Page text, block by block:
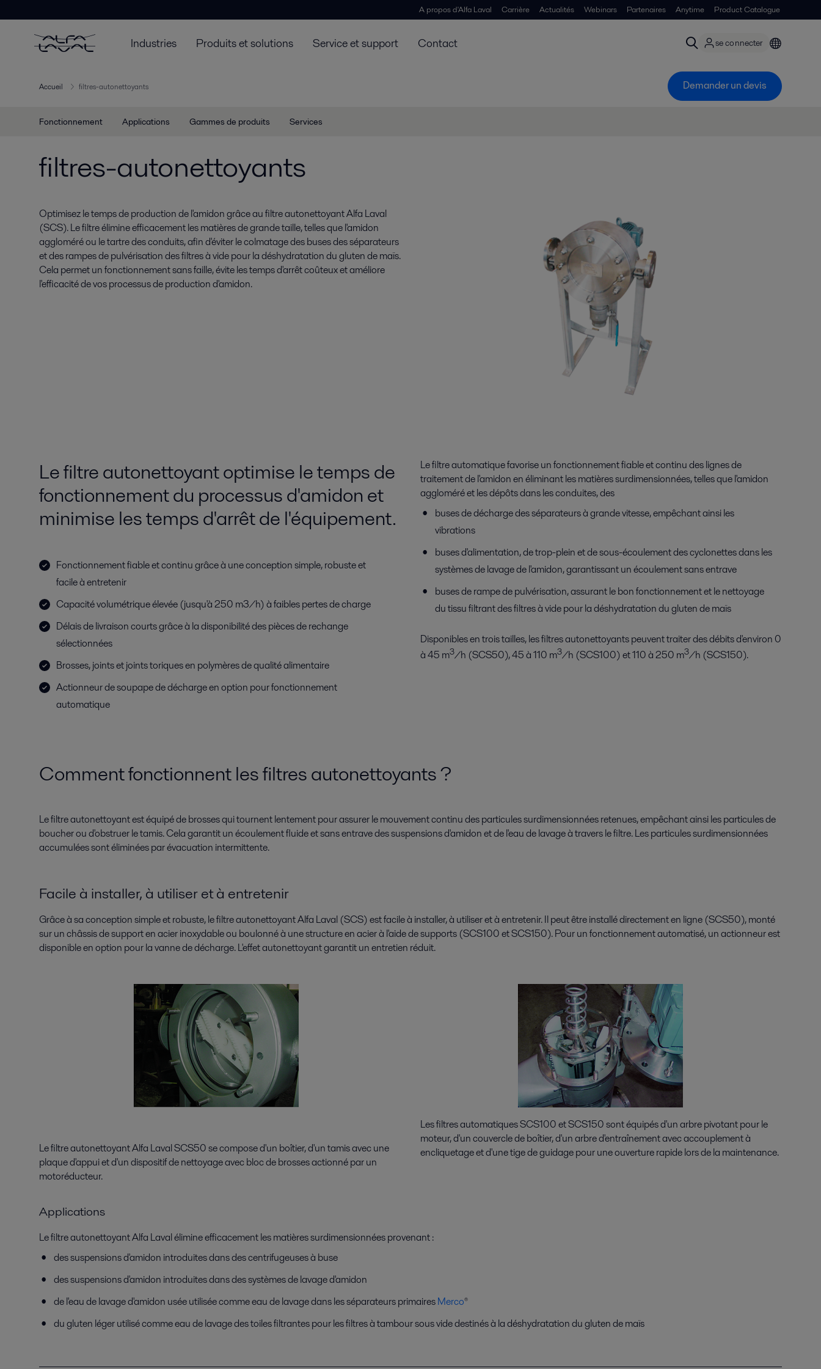
A propos d'Alfa Laval Carrière Actualités Webinars Partenaires Anytime Product Catalogue
Industries Produits et solutions Service et support Contact se connecter
Accueil filtres-autonettoyants Demander un devis
Fonctionnement Applications Gammes de produits Services
filtres-autonettoyants
Optimisez le temps de production de l'amidon grâce au filtre autonettoyant Alfa Laval
(SCS). Le filtre élimine efficacement les matières de grande taille, telles que l'amidon
aggloméré ou le tartre des conduits, afin d'éviter le colmatage des buses des séparateurs
et des rampes de pulvérisation des filtres à vide pour la déshydratation du gluten de maïs.
Cela permet un fonctionnement sans faille, évite les temps d'arrêt coûteux et améliore
l'efficacité de vos processus de production d'amidon.
Le filtre autonettoyant optimise le temps de
fonctionnement du processus d'amidon et
minimise les temps d'arrêt de l'équipement.
Fonctionnement fiable et continu grâce à une conception simple, robuste et
facile à entretenir
Capacité volumétrique élevée (jusqu'à 250 m3/h) à faibles pertes de charge
Délais de livraison courts grâce à la disponibilité des pièces de rechange
sélectionnées
Brosses, joints et joints toriques en polymères de qualité alimentaire
Actionneur de soupape de décharge en option pour fonctionnement
automatique
Le filtre automatique favorise un fonctionnement fiable et continu des lignes de
traitement de l'amidon en éliminant les matières surdimensionnées, telles que l'amidon
aggloméré et les dépôts dans les conduites, des
buses de décharge des séparateurs à grande vitesse, empêchant ainsi les
vibrations
buses d'alimentation, de trop-plein et de sous-écoulement des cyclonettes dans les
systèmes de lavage de l'amidon, garantissant un écoulement sans entrave
buses de rampe de pulvérisation, assurant le bon fonctionnement et le nettoyage
du tissu filtrant des filtres à vide pour la déshydratation du gluten de maïs
Disponibles en trois tailles, les filtres autonettoyants peuvent traiter des débits d'environ 0
à 45 m3/h (SCS50), 45 à 110 m3/h (SCS100) et 110 à 250 m3/h (SCS150).
Comment fonctionnent les filtres autonettoyants ?
Le filtre autonettoyant est équipé de brosses qui tournent lentement pour assurer le mouvement continu des particules surdimensionnées retenues, empêchant ainsi les particules de
boucher ou d'obstruer le tamis. Cela garantit un écoulement fluide et sans entrave des suspensions d'amidon et de l'eau de lavage à travers le filtre. Les particules surdimensionnées
accumulées sont éliminées par évacuation intermittente.
Facile à installer, à utiliser et à entretenir
Grâce à sa conception simple et robuste, le filtre autonettoyant Alfa Laval (SCS) est facile à installer, à utiliser et à entretenir. Il peut être installé directement en ligne (SCS50), monté
sur un châssis de support en acier inoxydable ou boulonné à une structure en acier à l'aide de supports (SCS100 et SCS150). Pour un fonctionnement automatisé, un actionneur est
disponible en option pour la vanne de décharge. L'effet autonettoyant garantit un entretien réduit.
Le filtre autonettoyant Alfa Laval SCS50 se compose d'un boîtier, d'un tamis avec une
plaque d'appui et d'un dispositif de nettoyage avec bloc de brosses actionné par un
motoréducteur.
Les filtres automatiques SCS100 et SCS150 sont équipés d'un arbre pivotant pour le
moteur, d'un couvercle de boîtier, d'un arbre d'entraînement avec accouplement à
encliquetage et d'une tige de guidage pour une ouverture rapide lors de la maintenance.
Applications
Le filtre autonettoyant Alfa Laval élimine efficacement les matières surdimensionnées provenant :
des suspensions d'amidon introduites dans des centrifugeuses à buse
des suspensions d'amidon introduites dans des systèmes de lavage d'amidon
de l'eau de lavage d'amidon usée utilisée comme eau de lavage dans les séparateurs primairesMerco®
du gluten léger utilisé comme eau de lavage des toiles filtrantes pour les filtres à tambour sous vide destinés à la déshydratation du gluten de maïs